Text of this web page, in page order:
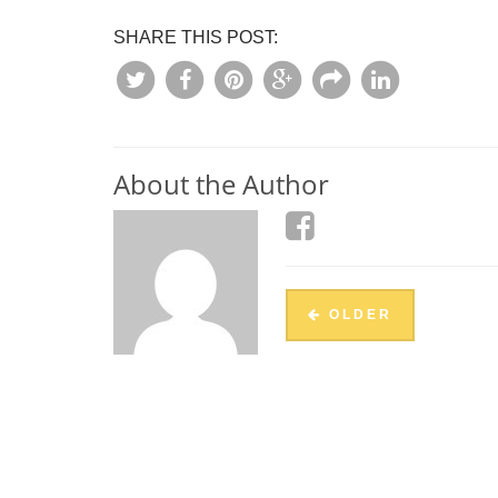
SHARE THIS POST:
About the Author
OLDER